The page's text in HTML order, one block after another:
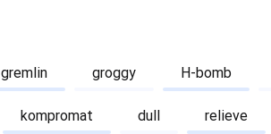
gremlin groggy H-bomb
kompromat
dull relieve